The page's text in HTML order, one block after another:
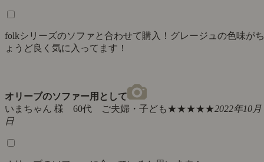
folkシリーズのソファと合わせて購入！グレージュの色味がち
ょうど良く気に入ってます！
オリーブのソファー用として
いまちゃん 様 60代 ご夫婦・子ども★★★★★2022年10月
日